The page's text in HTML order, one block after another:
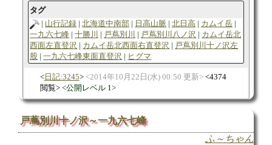
タグ
山行記録
北海道中南部 日高山脈 北日高
カムイ岳
一九六七峰
十勝川 戸蔦別川 戸蔦別川八ノ沢
カムイ岳北
西面左直登沢
カムイ岳北西面右直登沢
戸蔦別川十ノ沢左
股
一九六七峰東面直登沢 ヒグマ
日記:3245 2014年10月22日(水) 00:50 更新
4374
閲覧
公開レベル 1
戸蔦別川十ノ沢～一九六七峰
ふ～ちゃん